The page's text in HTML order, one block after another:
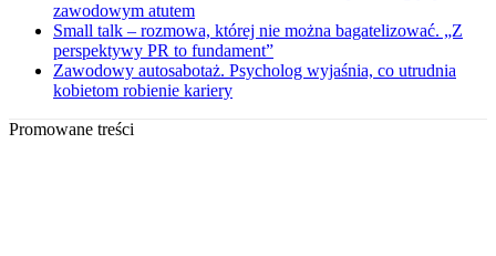
zawodowym atutem
Small talk – rozmowa, której nie można bagatelizować. „Z
perspektywy PR to fundament”
Zawodowy autosabotaż. Psycholog wyjaśnia, co utrudnia
kobietom robienie kariery
Promowane treści